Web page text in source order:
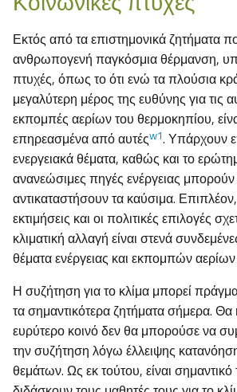
Εκτός από τα επιστημονικά ζητήματα
ανθρωπογενή παγκόσμια θέρμανση,
πτυχές, όπως το ότι ενώ τα πλούσια
μεγαλύτερη μέρος της ευθύνης για τις
εκπομπές αερίων του θερμοκηπίου,
επηρεασμένα από αυτέςw1. Υπάρχουν
ενεργειακά θέματα, καθώς και το
ανανεώσιμες πηγές ενέργειας
αντικαταστήσουν τα καύσιμα. Επιπλέον,
εκτιμήσεις και οι πολιτικές επιλογές
κλιματική αλλαγή είναι στενά
θέματα ενέργειας και εκπομπών
Η συζήτηση για το κλίμα μπορεί
τα σημαντικότερα ζητήματα σήμερα.
ευρύτερο κοινό δεν θα μπορούσε να
την συζήτηση λόγω έλλειψης
θεμάτων. Ως εκ τούτου, είναι σημαντικό